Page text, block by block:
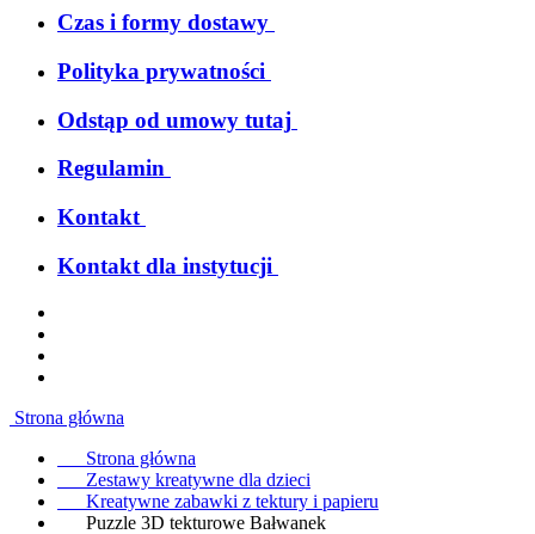
Czas i formy dostawy
Polityka prywatności
Odstąp od umowy tutaj
Regulamin
Kontakt
Kontakt dla instytucji
Strona główna
Strona główna
Zestawy kreatywne dla dzieci
Kreatywne zabawki z tektury i papieru
Puzzle 3D tekturowe Bałwanek